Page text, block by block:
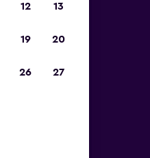
12 13
19 20
26 27